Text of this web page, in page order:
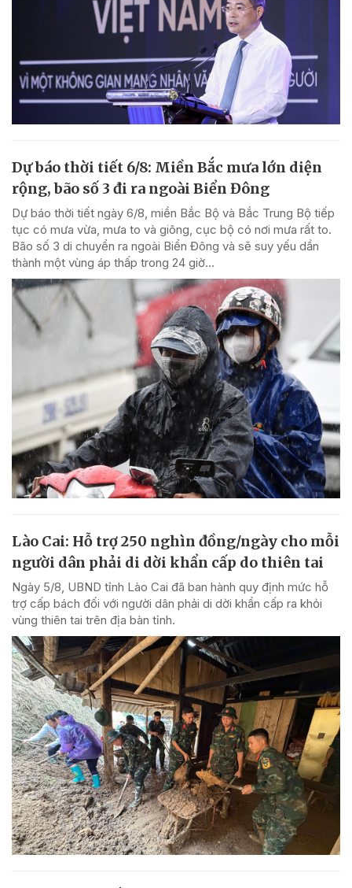
Dự báo thời tiết 6/8: Miền Bắc mưa lớn diện
rộng, bão số 3 đi ra ngoài Biển Đông
Dự báo thời tiết ngày 6/8, miền Bắc Bộ và Bắc Trung Bộ tiếp
tục có mưa vừa, mưa to và giông, cục bộ có nơi mưa rất to.
Bão số 3 di chuyển ra ngoài Biển Đông và sẽ suy yếu dần
thành một vùng áp thấp trong 24 giờ...
Lào Cai: Hỗ trợ 250 nghìn đồng/ngày cho mỗi
người dân phải di dời khẩn cấp do thiên tai
Ngày 5/8, UBND tỉnh Lào Cai đã ban hành quy định mức hỗ
trợ cấp bách đối với người dân phải di dời khẩn cấp ra khỏi
vùng thiên tai trên địa bàn tỉnh.